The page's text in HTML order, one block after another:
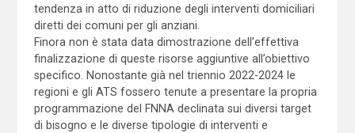
tendenza in atto di riduzione degli interventi domiciliari
diretti dei comuni per gli anziani.
Finora non è stata data dimostrazione dell’effettiva
finalizzazione di queste risorse aggiuntive all’obiettivo
specifico. Nonostante già nel triennio 2022-2024 le
regioni e gli ATS fossero tenute a presentare la propria
programmazione del FNNA declinata sui diversi target
di bisogno e le diverse tipologie di interventi e